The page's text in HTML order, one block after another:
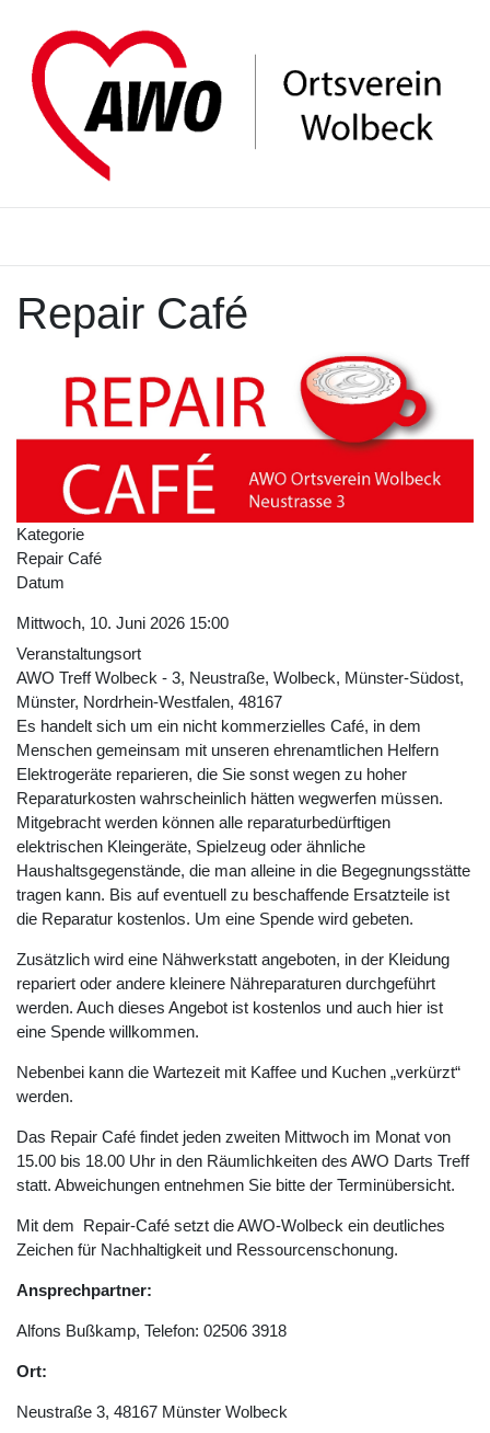
Repair Café
Kategorie
Repair Café
Datum
Mittwoch, 10. Juni 2026 15:00
Veranstaltungsort
AWO Treff Wolbeck - 3, Neustraße, Wolbeck, Münster-Südost,
Münster, Nordrhein-Westfalen, 48167
Es handelt sich um ein nicht kommerzielles Café, in dem
Menschen gemeinsam mit unseren ehrenamtlichen Helfern
Elektrogeräte reparieren, die Sie sonst wegen zu hoher
Reparaturkosten wahrscheinlich hätten wegwerfen müssen.
Mitgebracht werden können alle reparaturbedürftigen
elektrischen Kleingeräte, Spielzeug oder ähnliche
Haushaltsgegenstände, die man alleine in die Begegnungsstätte
tragen kann. Bis auf eventuell zu beschaffende Ersatzteile ist
die Reparatur kostenlos. Um eine Spende wird gebeten.
Zusätzlich wird eine Nähwerkstatt angeboten, in der Kleidung
repariert oder andere kleinere Nähreparaturen durchgeführt
werden. Auch dieses Angebot ist kostenlos und auch hier ist
eine Spende willkommen.
Nebenbei kann die Wartezeit mit Kaffee und Kuchen „verkürzt“
werden.
Das Repair Café findet jeden zweiten Mittwoch im Monat von
15.00 bis 18.00 Uhr in den Räumlichkeiten des AWO Darts Treff
statt. Abweichungen entnehmen Sie bitte der Terminübersicht.
Mit dem Repair-Café setzt die AWO-Wolbeck ein deutliches
Zeichen für Nachhaltigkeit und Ressourcenschonung.
Ansprechpartner:
Alfons Bußkamp, Telefon: 02506 3918
Ort:
Neustraße 3, 48167 Münster Wolbeck